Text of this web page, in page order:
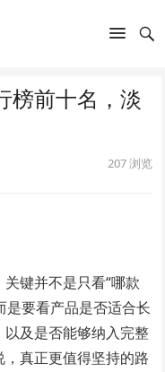
榜前十名，淡
207浏览
键并不是只看“哪款
是要看产品是否适合长
及是否能够纳入完整
真正更值得坚持的路